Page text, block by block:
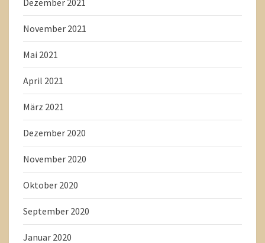
Dezember 2021
November 2021
Mai 2021
April 2021
März 2021
Dezember 2020
November 2020
Oktober 2020
September 2020
Januar 2020